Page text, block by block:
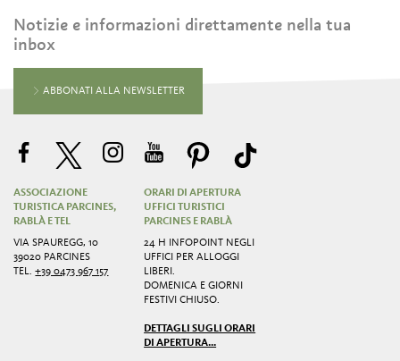
Notizie e informazioni direttamente nella tua
inbox
ABBONATI ALLA NEWSLETTER
ASSOCIAZIONE
TURISTICA PARCINES,
RABLÀ E TEL
VIA SPAUREGG, 10
39020 PARCINES
TEL.+39 0473 967 157
ORARI DI APERTURA
UFFICI TURISTICI
PARCINES E RABLÀ
24 H INFOPOINT NEGLI
UFFICI PER ALLOGGI
LIBERI.
DOMENICA E GIORNI
FESTIVI CHIUSO.
DETTAGLI SUGLI ORARI
DI APERTURA...